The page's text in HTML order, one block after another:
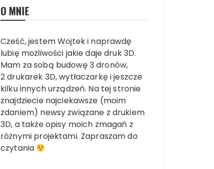
O MNIE
Cześć, jestem Wojtek i naprawdę
lubię możliwości jakie daje druk 3D.
Mam za sobą budowę 3 dronów,
2 drukarek 3D, wytłaczarkę i jeszcze
kilku innych urządzeń. Na tej stronie
znajdziecie najciekawsze (moim
zdaniem) newsy związane z drukiem
3D, a także opisy moich zmagań z
różnymi projektami. Zapraszam do
czytania